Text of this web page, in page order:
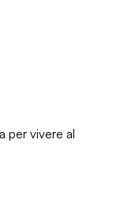
per vivere al